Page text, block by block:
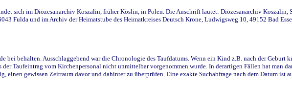
sich im Diözesanarchiv Koszalin, früher Köslin, in Polen. Die Anschrift lautet: Diözesanarchiv
Fulda und im Archiv der Heimatstube des Heimatkreises Deutsch Krone, Ludwigsweg 10, 49152 Bad
bei behalten. Ausschlaggebend war die Chronologie des Taufdatums. Wenn ein Kind z.B. nach der Geburt
der Taufeintrag vom Kirchenpersonal nicht unmittelbar vorgenommen wurde. In derartigen Fällen hat man
einen gewissen Zeitraum davor und dahinter zu überprüfen. Eine exakte Suchabfrage nach dem Datum ist